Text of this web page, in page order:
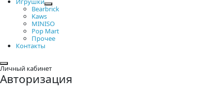
Bearbrick
Kaws
MINISO
Pop Mart
Прочее
Контакты
Закрыть
Личный кабинет
Авторизация